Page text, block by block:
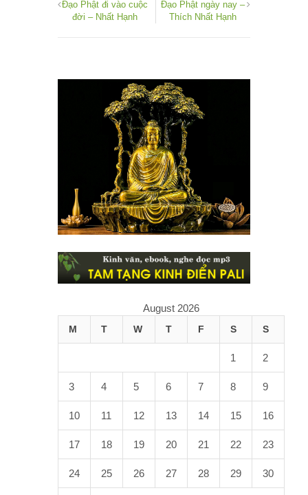
Đạo Phật đi vào cuộc
đời – Nhất Hạnh
Đạo Phật ngày nay –
Thích Nhất Hạnh
August 2026
M T W T F S S
1 2
3 4 5 6 7 8 9
10 11 12 13 14 15 16
17 18 19 20 21 22 23
24 25 26 27 28 29 30